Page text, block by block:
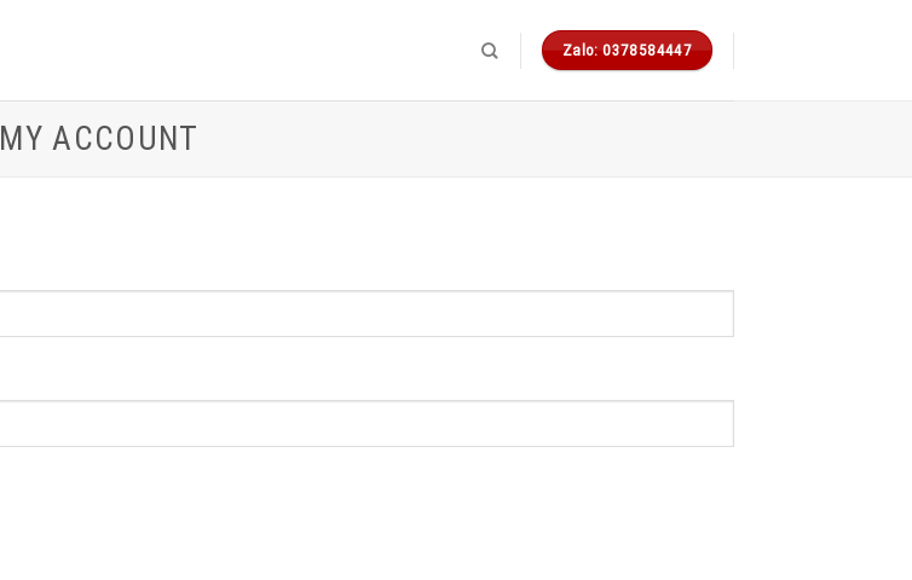
Zalo: 0378584447
MY ACCOUNT